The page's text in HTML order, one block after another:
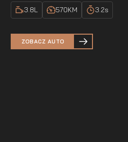
3.8L 570KM 3.2s
ZOBACZ AUTO